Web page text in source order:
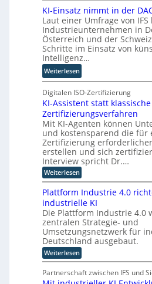
r
W
a
g
o
-
C
E
O
i
n
g
f
ü
r
T
a
t
r
t
e
i
t
Q
u
a
n
t
e
n
c
o
m
p
u
t
i
n
g
u
n
d
k
ü
n
s
t
KI-Einsatz nimmt in der
Laut einer Umfrage von
Industrieunternehmen in
Österreich und der
Schritte im Einsatz von
Intelligenz…
Weiterlesen:
K
I
-
E
i
n
s
a
t
z
m
m
t
i
n
d
e
r
Digitalen ISO-Zertifizierung
KI-Assistent statt klassische
Zertifizierungsverfahren
Mit KI-Agenten können
und kostensparend die für
Zertifizierung
erstellen und sich
Interview spricht Dr.…
Weiterlesen:
K
A
s
s
i
s
t
e
n
t
s
Plattform Industrie 4.0
industrielle KI
Die Plattform Industrie 4.0
zentralen Strategie- und
Umsetzungsnetzwerk für
Deutschland ausgebaut.
Weiterlesen:
P
a
Partnerschaft zwischen IFS und